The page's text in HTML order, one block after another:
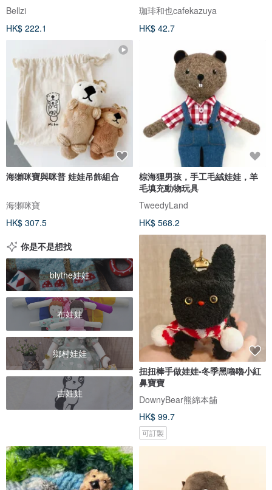
Bellzi
HK$ 222.1
珈琲和也cafekazuya
HK$ 42.7
海獺咪寶與咪普 娃娃吊飾組合
海獺咪寶
HK$ 307.5
棕海狸男孩，手工毛絨娃娃，羊
毛填充動物玩具
TweedyLand
HK$ 568.2
你是不是想找
blythe娃娃
布娃娃
鄉村娃娃
吉娃娃
扭扭棒手做娃娃-冬季黑嚕嚕小紅
鼻寶寶
DownyBear熊綿本舖
HK$ 99.7
可訂製